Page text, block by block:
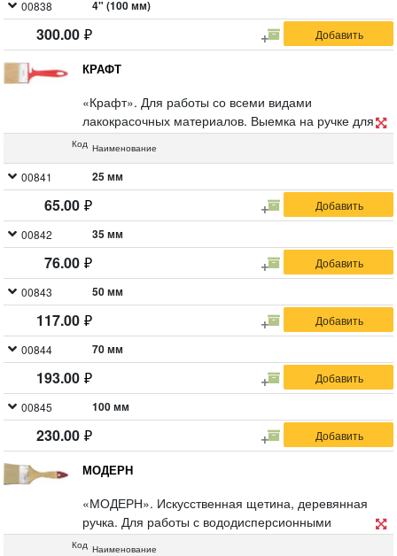
00838 4" (100 мм)
300.00
КРАФТ
«Крафт». Для работы со всеми видами
лакокрасочных материалов. Выемка на ручке для
закрепления кисти на ведре, баночке и т.д.
пластиковая ручка.
Код Наименование
00841 25 мм
65.00
00842 35 мм
76.00
00843 50 мм
117.00
00844 70 мм
193.00
00845 100 мм
230.00
МОДЕРН
«МОДЕРН». Искусственная щетина, деревянная
ручка. Для работы с вододисперсионными
и акриловыми красками и лаками.
Код Наименование